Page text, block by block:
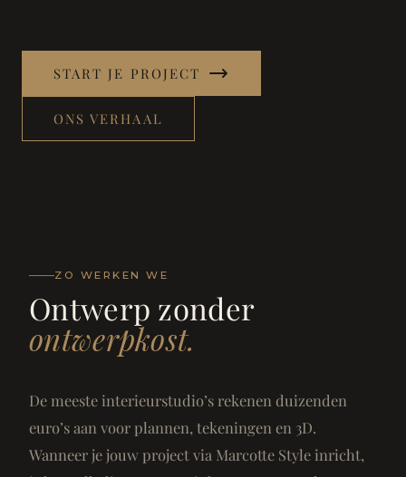
START JE PROJECT
ONS VERHAAL
ZO WERKEN WE
Ontwerp zonder
ontwerpkost.
De meeste interieurstudio’s rekenen duizenden
euro’s aan voor plannen, tekeningen en 3D.
Wanneer je jouw project via Marcotte Style inricht,